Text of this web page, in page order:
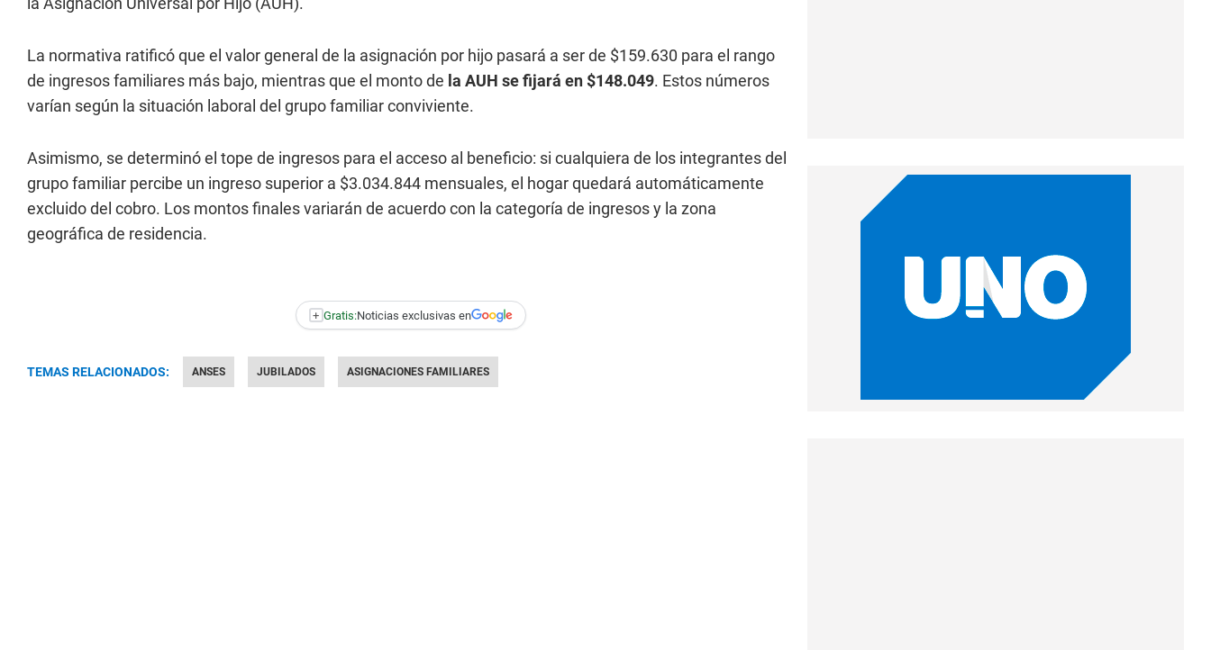
La normativa ratificó que el valor general de la asignación por hijo pasará a ser de $159.630 para el rango
de ingresos familiares más bajo, mientras que el monto de la AUH se fijará en $148.049. Estos números
varían según la situación laboral del grupo familiar conviviente.
Asimismo, se determinó el tope de ingresos para el acceso al beneficio: si cualquiera de los integrantes del
grupo familiar percibe un ingreso superior a $3.034.844 mensuales, el hogar quedará automáticamente
excluido del cobro. Los montos finales variarán de acuerdo con la categoría de ingresos y la zona
geográfica de residencia.
+ Gratis:Noticias exclusivas en
TEMAS RELACIONADOS: ANSES JUBILADOS ASIGNACIONES FAMILIARES